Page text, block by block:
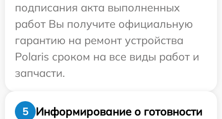
подписания акта выполненных
работ Вы получите официальную
гарантию на ремонт устройства
Polaris сроком на все виды работ и
запчасти.
5
Информирование о готовности